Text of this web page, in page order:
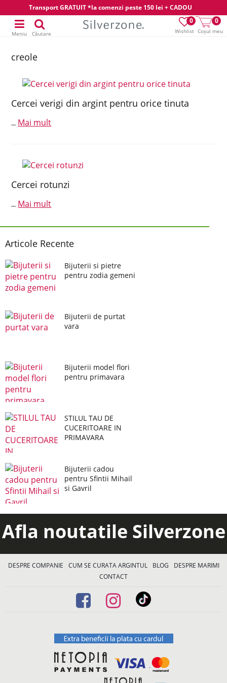
Transport GRATUIT *la comenzi peste 150 lei + CADOU
Wishlist
0
Coșul meu
0
Meniu Căutare
creole
Cercei verigi din argint pentru orice tinuta
... Mai mult
Cercei rotunzi
... Mai mult
Articole Recente
Bijuterii si pietre
pentru zodia gemeni
Bijuterii de purtat
vara
Bijuterii model flori
pentru primavara
STILUL TAU DE
CUCERITOARE IN
PRIMAVARA
Bijuterii cadou
pentru Sfintii Mihail
si Gavril
Afla noutatile Silverzone
DESPRE COMPANIE CUM SE CURATA ARGINTUL BLOG
DESPRE MARIMI
CONTACT